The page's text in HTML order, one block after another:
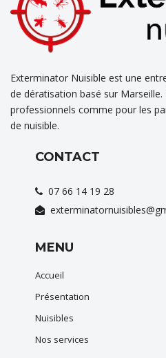
Exterminator Nuisible est une
de dératisation basé sur
professionnels comme pour les
de nuisible.
CONTACT
07 66 14 19 28
MENU
Accueil
Présentation
Nuisibles
Nos services